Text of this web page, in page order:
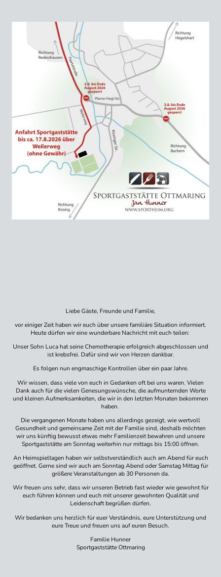
Liebe Gäste, Freunde und Familie,
vor einiger Zeit haben wir euch über unsere familiäre Situation informiert.
Heute dürfen wir eine wunderbare Nachricht mit euch teilen:
Unser Sohn Luca hat seine Chemotherapie erfolgreich abgeschlossen und
ist krebsfrei. Dafür sind wir von Herzen dankbar.
Es folgen nun engmaschige Kontrollen über ein paar Jahre.
Wir wissen, dass viele von euch in Gedanken oft bei uns waren. Vielen
Dank auch für die vielen Genesungswünsche, die aufmunternden Worte
und kleinen Aufmerksamkeiten, die wir in den letzten Monaten bekommen
haben.
Die vergangenen Monate haben uns allerdings gezeigt, wie wertvoll
Gesundheit und gemeinsame Zeit mit der Familie sind, deshalb möchten
wir uns künftig bewusst etwas mehr Familienzeit bewahren und unsere
Sportgaststätte am Sonntag weiterhin nur mittags bis 15:00 öffnen.
An Heimspieltagen haben wir selbstverständlich auch am Abend für euch
geöffnet. Gerne sind wir auch am Sonntag Abend oder Samstag Mittag für
größere Veranstaltungen ab 30 Personen da.
Wir freuen uns sehr, dass wir unseren Betrieb fast wieder wie gewohnt für
euch führen können und euch mit unserer gewohnten Qualität und
Leidenschaft begrüßen dürfen.
Wir bedanken uns herzlich für euer Verständnis, eure Unterstützung und
eure Treue und freuen uns auf euren Besuch.
Familie Hunner
Sportgaststätte Ottmaring